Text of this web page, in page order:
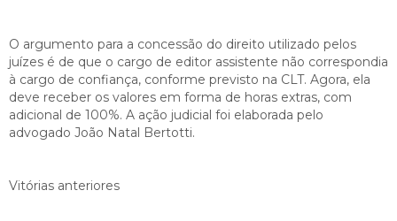
O argumento para a concessão do direito utilizado pelos
juízes é de que o cargo de editor assistente não correspondia
à cargo de confiança, conforme previsto na CLT. Agora, ela
deve receber os valores em forma de horas extras, com
adicional de 100%. A ação judicial foi elaborada pelo
advogado João Natal Bertotti.
Vitórias anteriores